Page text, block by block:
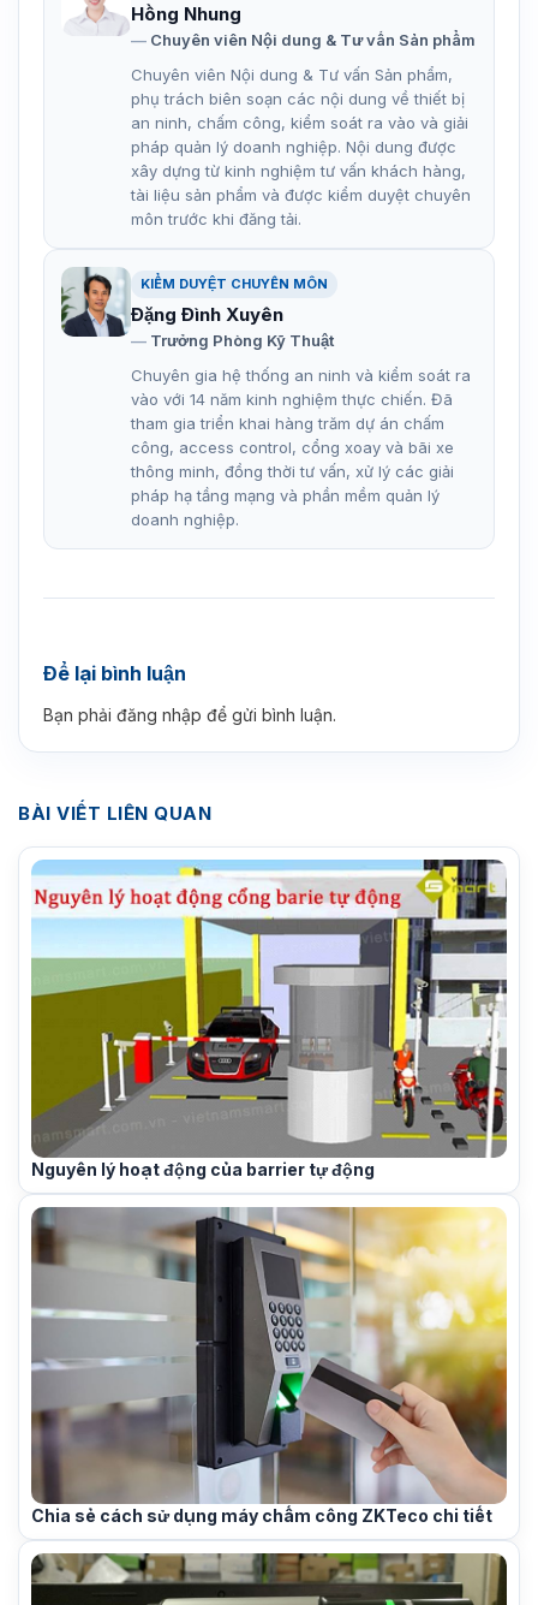
Hồng Nhung
Chuyên viên Nội dung & Tư vấn Sản phẩm
Chuyên viên Nội dung & Tư vấn Sản phẩm,
phụ trách biên soạn các nội dung về thiết bị
an ninh, chấm công, kiểm soát ra vào và giải
pháp quản lý doanh nghiệp. Nội dung được
xây dựng từ kinh nghiệm tư vấn khách hàng,
tài liệu sản phẩm và được kiểm duyệt chuyên
môn trước khi đăng tải.
KIỂM DUYỆT CHUYÊN MÔN
Đặng Đình Xuyên
Trưởng Phòng Kỹ Thuật
Chuyên gia hệ thống an ninh và kiểm soát ra
vào với 14 năm kinh nghiệm thực chiến. Đã
tham gia triển khai hàng trăm dự án chấm
công, access control, cổng xoay và bãi xe
thông minh, đồng thời tư vấn, xử lý các giải
pháp hạ tầng mạng và phần mềm quản lý
doanh nghiệp.
Để lại bình luận
Bạn phải đăng nhập để gửi bình luận.
BÀI VIẾT LIÊN QUAN
Nguyên lý hoạt động của barrier tự động
Chia sẻ cách sử dụng máy chấm công ZKTeco chi tiết